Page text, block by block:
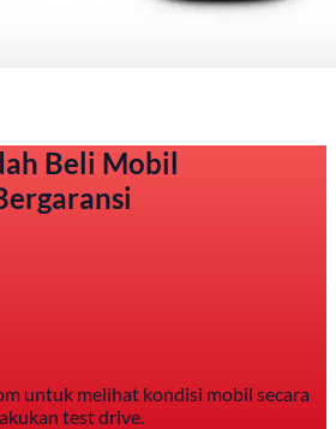
Beli Mobil
untuk melihat kondisi mobil secara
test drive.